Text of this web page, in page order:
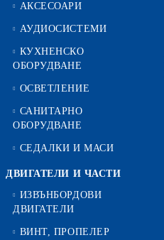
АКСЕСОАРИ
АУДИОСИСТЕМИ
КУХНЕНСКО
ОБОРУДВАНЕ
ОСВЕТЛЕНИЕ
САНИТАРНО
ОБОРУДВАНЕ
СЕДАЛКИ И МАСИ
ДВИГАТЕЛИ И ЧАСТИ
ИЗВЪНБОРДОВИ
ДВИГАТЕЛИ
ВИНТ, ПРОПЕЛЕР